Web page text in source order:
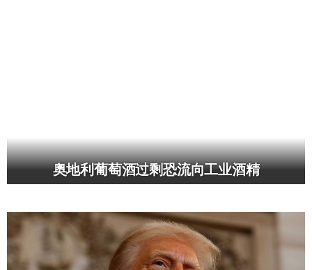
奥地利葡萄酒过剩恐流向工业酒精